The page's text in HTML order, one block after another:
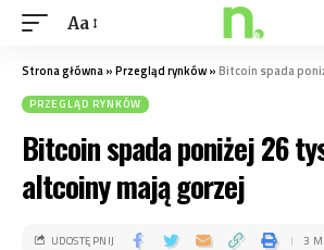
Aa
Strona główna»Przegląd rynków»Bitcoin spada poniżej 26
PRZEGLĄD RYNKÓW
Bitcoin spada poniżej 26
altcoiny mają gorzej
UDOSTĘPNIJ 3